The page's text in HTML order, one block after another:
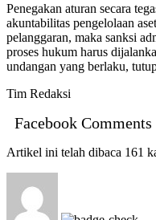
Penegakan aturan secara
akuntabilitas pengelolaan
pelanggaran, maka sanksi
proses hukum harus
undangan yang berlaku,
Tim Redaksi
Facebook
Artikel ini telah dibaca 161